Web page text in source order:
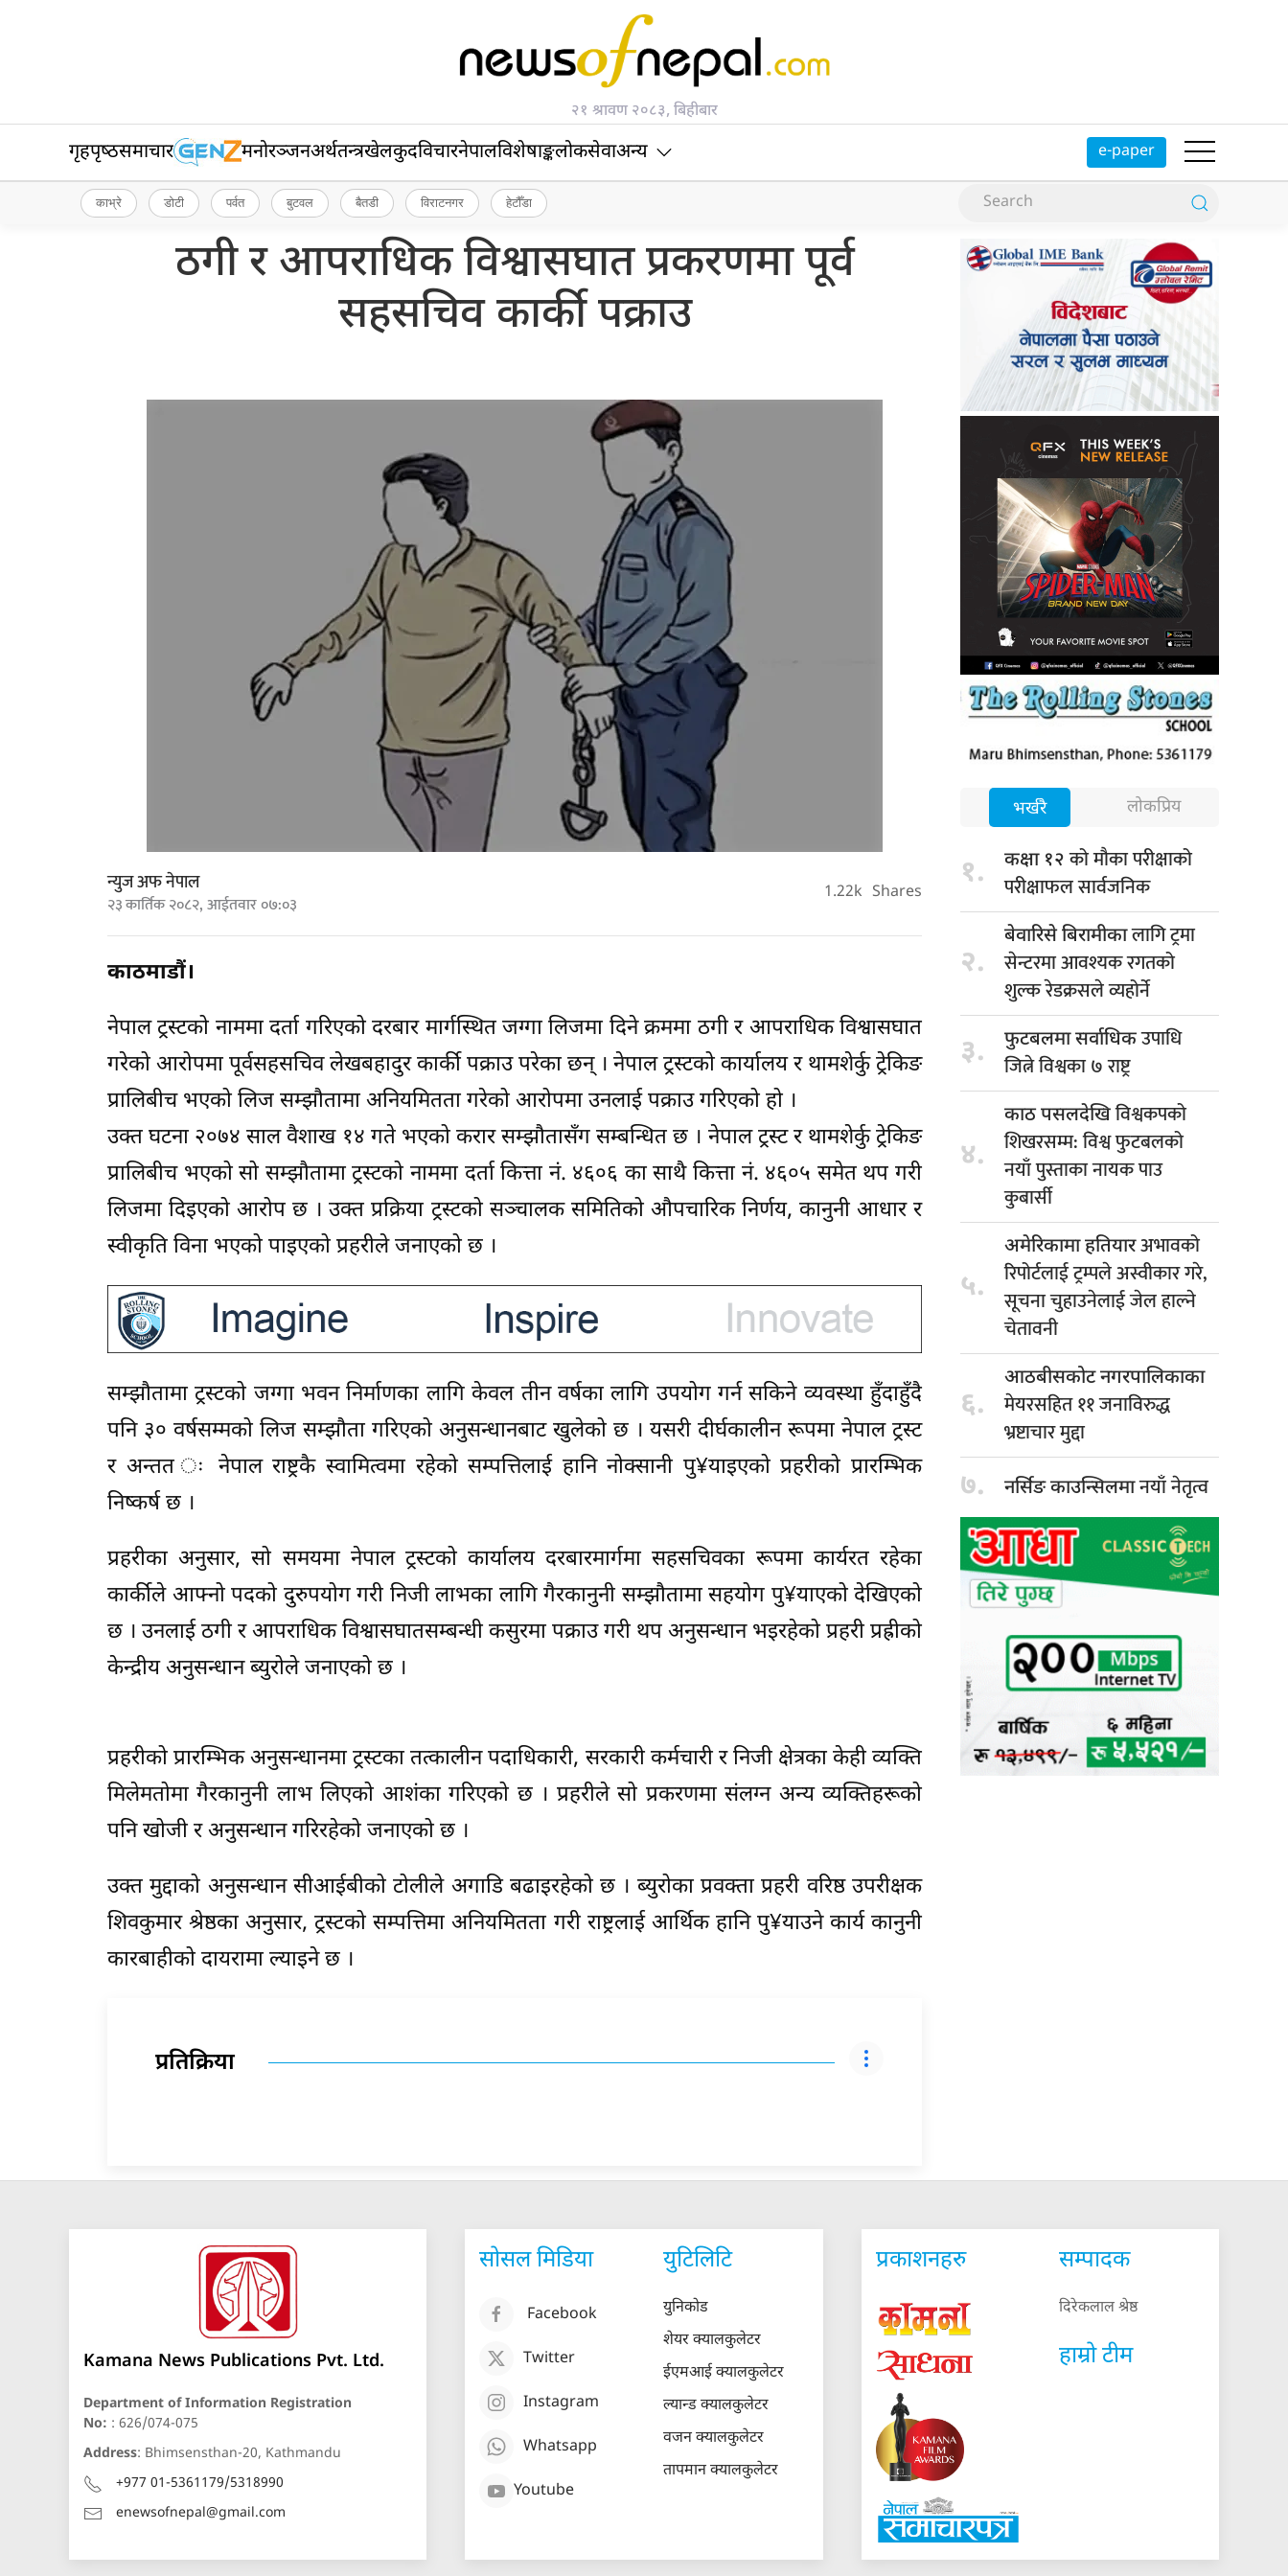
२१ श्रावण २०८३, बिहीबार
गृहपृष्‍ठसमाचार मनोरञ्जनअर्थतन्त्रखेलकुदविचारनेपालविशेषाङ्कलोकसेवाअन्य e-paper
काभ्रे डोटी पर्वत बुटवल बैतडी विराटनगर हेटौँडा
ठगी र आपराधिक विश्वासघात प्रकरणमा पूर्व
सहसचिव कार्की पक्राउ
न्युज अफ नेपाल
२३ कार्तिक २०८२, आईतवार ०७:०३ 1.22k Shares
काठमाडौं।
नेपाल ट्रस्टको नाममा दर्ता गरिएको दरबार मार्गस्थित जग्गा लिजमा दिने क्रममा ठगी र आपराधिक विश्वासघात
गरेको आरोपमा पूर्वसहसचिव लेखबहादुर कार्की पक्राउ परेका छन् । नेपाल ट्रस्टको कार्यालय र थामशेर्कु ट्रेकिङ
प्रालिबीच भएको लिज सम्झौतामा अनियमितता गरेको आरोपमा उनलाई पक्राउ गरिएको हो ।
उक्त घटना २०७४ साल वैशाख १४ गते भएको करार सम्झौतासँग सम्बन्धित छ । नेपाल ट्रस्ट र थामशेर्कु ट्रेकिङ
प्रालिबीच भएको सो सम्झौतामा ट्रस्टको नाममा दर्ता कित्ता नं. ४६०६ का साथै कित्ता नं. ४६०५ समेत थप गरी
लिजमा दिइएको आरोप छ । उक्त प्रक्रिया ट्रस्टको सञ्चालक समितिको औपचारिक निर्णय, कानुनी आधार र
स्वीकृति विना भएको पाइएको प्रहरीले जनाएको छ ।
सम्झौतामा ट्रस्टको जग्गा भवन निर्माणका लागि केवल तीन वर्षका लागि उपयोग गर्न सकिने व्यवस्था हुँदाहुँदै
पनि ३० वर्षसम्मको लिज सम्झौता गरिएको अनुसन्धानबाट खुलेको छ । यसरी दीर्घकालीन रूपमा नेपाल ट्रस्ट
र अन्तत ः नेपाल राष्ट्रकै स्वामित्वमा रहेको सम्पत्तिलाई हानि नोक्सानी पु¥याइएको प्रहरीको प्रारम्भिक
निष्कर्ष छ ।
प्रहरीका अनुसार, सो समयमा नेपाल ट्रस्टको कार्यालय दरबारमार्गमा सहसचिवका रूपमा कार्यरत रहेका
कार्कीले आफ्नो पदको दुरुपयोग गरी निजी लाभका लागि गैरकानुनी सम्झौतामा सहयोग पु¥याएको देखिएको
छ । उनलाई ठगी र आपराधिक विश्वासघातसम्बन्धी कसुरमा पक्राउ गरी थप अनुसन्धान भइरहेको प्रहरी प्रह्रीको
केन्द्रीय अनुसन्धान ब्युरोले जनाएको छ ।
प्रहरीको प्रारम्भिक अनुसन्धानमा ट्रस्टका तत्कालीन पदाधिकारी, सरकारी कर्मचारी र निजी क्षेत्रका केही व्यक्ति
मिलेमतोमा गैरकानुनी लाभ लिएको आशंका गरिएको छ । प्रहरीले सो प्रकरणमा संलग्न अन्य व्यक्तिहरूको
पनि खोजी र अनुसन्धान गरिरहेको जनाएको छ ।
उक्त मुद्दाको अनुसन्धान सीआईबीको टोलीले अगाडि बढाइरहेको छ । ब्युरोका प्रवक्ता प्रहरी वरिष्ठ उपरीक्षक
शिवकुमार श्रेष्ठका अनुसार, ट्रस्टको सम्पत्तिमा अनियमितता गरी राष्ट्रलाई आर्थिक हानि पु¥याउने कार्य कानुनी
कारबाहीको दायरामा ल्याइने छ ।
प्रतिक्रिया
भर्खरै लोकप्रिय
१. कक्षा १२को मौका परीक्षाको
परीक्षाफल सार्वजनिक
२.
बेवारिसे बिरामीकालागि ट्रमा
सेन्टरमा आवश्यक रगतको
शुल्क रेडक्रसले व्यहोर्ने
३. फुटबलमा सर्वाधिकउपाधि
जित्ने विश्वका ७ राष्ट्र
४.
काठ पसलदेखिविश्वकपको
शिखरसम्म: विश्व फुटबलको
नयाँ पुस्ताका नायक पाउ
कुबार्सी
५.
अमेरिकामा हतियारअभावको
रिपोर्टलाई ट्रम्पले अस्वीकार गरे,
सूचना चुहाउनेलाई जेल हाल्ने
चेतावनी
६.
आठबीसकोट नगरपालिकाका
मेयरसहित ११ जनाविरुद्ध
भ्रष्टाचार मुद्दा
७. नर्सिङ काउन्सिलमानयाँ नेतृत्व
Kamana News Publications Pvt. Ltd.
Department of Information Registration
No: : 626/074-075
Address: Bhimsensthan-20, Kathmandu
+977 01-5361179/5318990
enewsofnepal@gmail.com
सोसल मिडिया
Facebook
Twitter
Instagram
Whatsapp
Youtube
युटिलिटि
युनिकोड
शेयर क्यालकुलेटर
ईएमआई क्यालकुलेटर
ल्यान्ड क्यालकुलेटर
वजन क्यालकुलेटर
तापमान क्यालकुलेटर
प्रकाशनहरु सम्पादक
दिरेकलाल श्रेष्ठ
हाम्रो टीम